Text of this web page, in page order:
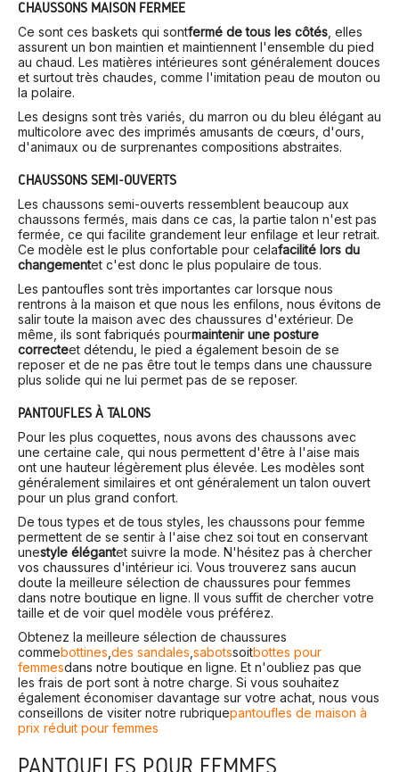
CHAUSSONS MAISON FERMÉE
Ce sont ces baskets qui sontfermé de tous les côtés, elles
assurent un bon maintien et maintiennent l'ensemble du pied
au chaud. Les matières intérieures sont généralement douces
et surtout très chaudes, comme l'imitation peau de mouton ou
la polaire.
Les designs sont très variés, du marron ou du bleu élégant au
multicolore avec des imprimés amusants de cœurs, d'ours,
d'animaux ou de surprenantes compositions abstraites.
CHAUSSONS SEMI-OUVERTS
Les chaussons semi-ouverts ressemblent beaucoup aux
chaussons fermés, mais dans ce cas, la partie talon n'est pas
fermée, ce qui facilite grandement leur enfilage et leur retrait.
Ce modèle est le plus confortable pour celafacilité lors du
changementet c'est donc le plus populaire de tous.
Les pantoufles sont très importantes car lorsque nous
rentrons à la maison et que nous les enfilons, nous évitons de
salir toute la maison avec des chaussures d'extérieur. De
même, ils sont fabriqués pourmaintenir une posture
correcteet détendu, le pied a également besoin de se
reposer et de ne pas être tout le temps dans une chaussure
plus solide qui ne lui permet pas de se reposer.
PANTOUFLES À TALONS
Pour les plus coquettes, nous avons des chaussons avec
une certaine cale, qui nous permettent d'être à l'aise mais
ont une hauteur légèrement plus élevée. Les modèles sont
généralement similaires et ont généralement un talon ouvert
pour un plus grand confort.
De tous types et de tous styles, les chaussons pour femme
permettent de se sentir à l'aise chez soi tout en conservant
unestyle élégantet suivre la mode. N'hésitez pas à chercher
vos chaussures d'intérieur ici. Vous trouverez sans aucun
doute la meilleure sélection de chaussures pour femmes
dans notre boutique en ligne. Il vous suffit de chercher votre
taille et de voir quel modèle vous préférez.
Obtenez la meilleure sélection de chaussures
commebottines,des sandales,sabotssoitbottes pour
femmesdans notre boutique en ligne. Et n'oubliez pas que
les frais de port sont à notre charge. Si vous souhaitez
également économiser davantage sur votre achat, nous vous
conseillons de visiter notre rubriquepantoufles de maison à
prix réduit pour femmes
PANTOUFLES POUR FEMMES